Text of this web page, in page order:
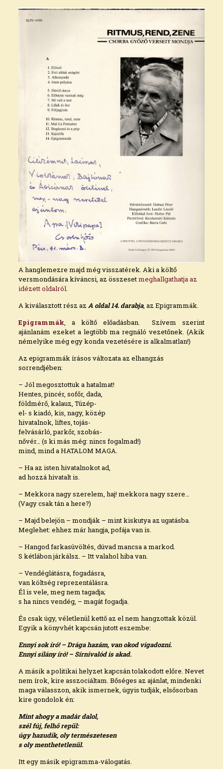
A hanglemezre majd még visszatérek. Aki a költő
versmondására kíváncsi, az összesetmeghallgathatja az
idézett oldalról.
A kiválasztott rész az A oldal 14. darabja, az Epigrammák.
Epigrammák, a költő előadásban. Szívem szerint
ajánlanám ezeket a legtöbb ma regnáló vezetőnek. (Akik
némelyike még egy konda vezetésére is alkalmatlan!)
Az epigrammák írásos változata az elhangzás
sorrendjében:
– Jól megosztottuk a hatalmat!
Hentes, pincér, sofőr, dada,
földmérő, kalauz, Tüzép-
el- s kiadó, kis, nagy, közép
hivatalnok, liftes, tojás-
felvásárló, parkőr, szobás-
nővér… (s ki más még: nincs fogalmad!)
mind, mind a HATALOM MAGA.
– Ha az isten hivatalnokot ad,
ad hozzá hivatalt is.
– Mekkora nagy szerelem, haj! mekkora nagy szere…
(Vagy csak tán a here?)
– Majd belejön – mondják – mint kiskutya az ugatásba.
Meglehet: ehhez már hangja, pofája van is.
– Hangod farkasüvöltés, dúvad mancsa a markod.
S kétlábon járkálsz. – Itt valahol hiba van.
– Vendéglátásra, fogadásra,
van költség reprezentálásra.
Él is vele, meg nem tagadja;
s ha nincs vendég, – magát fogadja.
És csak úgy, véletlenül kettő az el nem hangzottak közül.
Egyik a könyvhét kapcsán jutott eszembe:
Ennyi sok író! – Drága hazám, van okod vigadozni.
Ennyi silány író! – Sírnivalód is akad.
A másik a politikai helyzet kapcsán tolakodott előre. Nevet
nem írok, kire asszociáltam. Bőséges az ajánlat, mindenki
maga válasszon, akik ismernek, úgyis tudják, elsősorban
kire gondolok én:
Mint ahogy a madár dalol,
szél fúj, felhő repül:
úgy hazudik, oly természetesen
s oly menthetetlenül.
Itt egy másik epigramma-válogatás.